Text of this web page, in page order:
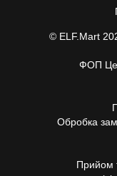
© ELF.Mart
ФОП
Обробка
Прийом